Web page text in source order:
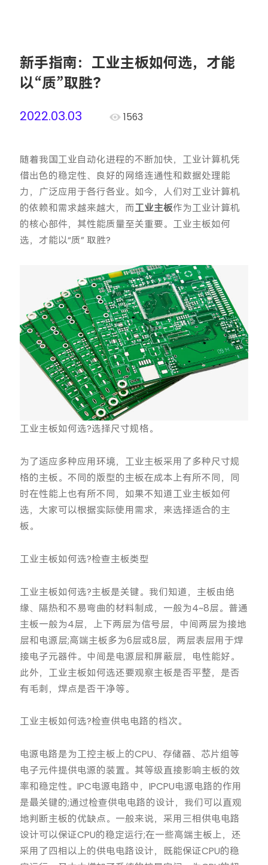
新手指南：工业主板如何选，才能
以“质”取胜？
2022.03.03
1563
随着我国工业自动化进程的不断加快，工业计算机凭
借出色的稳定性、良好的网络连通性和数据处理能
力，广泛应用于各行各业。如今，人们对工业计算机
的依赖和需求越来越大，而工业主板作为工业计算机
的核心部件，其性能质量至关重要。工业主板如何
选，才能以“质” 取胜?
工业主板如何选?选择尺寸规格。
为了适应多种应用环境，工业主板采用了多种尺寸规
格的主板。不同的版型的主板在成本上有所不同，同
时在性能上也有所不同，如果不知道工业主板如何
选，大家可以根据实际使用需求，来选择适合的主
板。
工业主板如何选?检查主板类型
工业主板如何选?主板是关键。我们知道，主板由绝
缘、隔热和不易弯曲的材料制成，一般为4~8层。普通
主板一般为4层，上下两层为信号层，中间两层为接地
层和电源层;高端主板多为6层或8层，两层表层用于焊
接电子元器件。中间是电源层和屏蔽层，电性能好。
此外，工业主板如何选还要观察主板是否平整，是否
有毛刺，焊点是否干净等。
工业主板如何选?检查供电电路的档次。
电源电路是为工控主板上的CPU、存储器、芯片组等
电子元件提供电源的装置。其等级直接影响主板的效
率和稳定性。IPC电源电路中，IPCPU电源电路的作用
是最关键的;通过检查供电电路的设计，我们可以直观
地判断主板的优缺点。一般来说，采用三相供电电路
设计可以保证CPU的稳定运行;在一些高端主板上，还
采用了四相以上的供电电路设计，既能保证CPU的稳